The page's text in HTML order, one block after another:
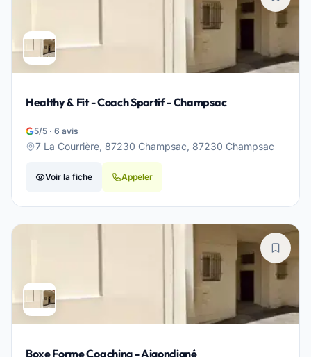
Healthy & Fit - Coach Sportif - Champsac
5/5 · 6 avis
7 La Courrière, 87230 Champsac, 87230 Champsac
Voir la fiche Appeler
Boxe Forme Coaching - Aigondigné